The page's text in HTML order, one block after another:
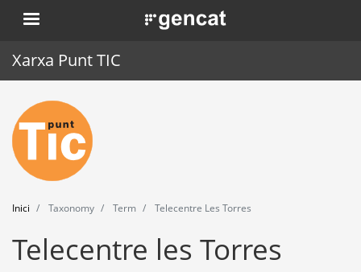
Vés
al
. Obre en una nova finestra.
Xarxa Punt TIC
Inici
Punt TIC
Actualitat
Agenda
Formació
Inici Taxonomy Term Telecentre Les Torres
Telecentre les Torres